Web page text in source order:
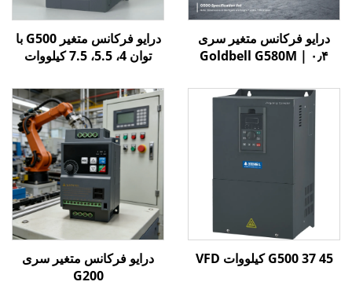
درایو فرکانس متغیر سری
Goldbell G580M | ۰٫۴
کنترل V/F و برداری | درایو
فرکانس متغیر با گواهینامه
CE
درایو فرکانس متغیر G500 با
توان 4، 5.5، 7.5 کیلووات
G500 37 45 کیلووات VFD
درایو فرکانس متغیر سری
G200